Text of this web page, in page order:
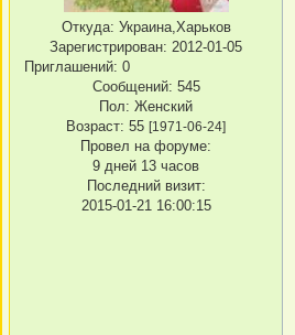
Откуда: Украина,Харьков
Зарегистрирован: 2012-01-05
Приглашений: 0
Сообщений: 545
Пол: Женский
Возраст: 55 [1971-06-24]
Провел на форуме:
9 дней 13 часов
Последний визит:
2015-01-21 16:00:15